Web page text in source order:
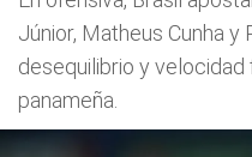
Júnior, Matheus Cunha y
desequilibrio y
panameña.